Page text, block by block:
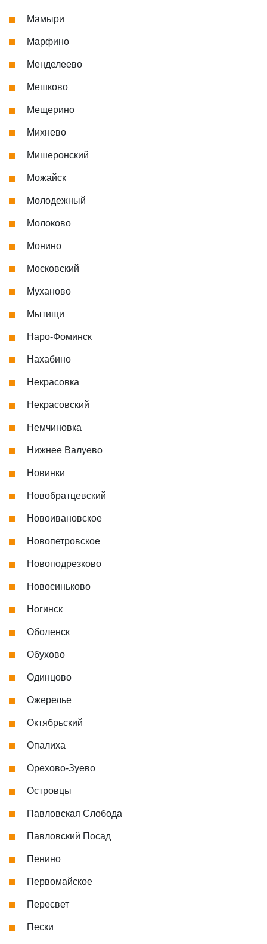
Мамыри
Марфино
Менделеево
Мешково
Мещерино
Михнево
Мишеронский
Можайск
Молодежный
Молоково
Монино
Московский
Муханово
Мытищи
Наро-Фоминск
Нахабино
Некрасовка
Некрасовский
Немчиновка
Нижнее Валуево
Новинки
Новобратцевский
Новоивановское
Новопетровское
Новоподрезково
Новосиньково
Ногинск
Оболенск
Обухово
Одинцово
Ожерелье
Октябрьский
Опалиха
Орехово-Зуево
Островцы
Павловская Слобода
Павловский Посад
Пенино
Первомайское
Пересвет
Пески